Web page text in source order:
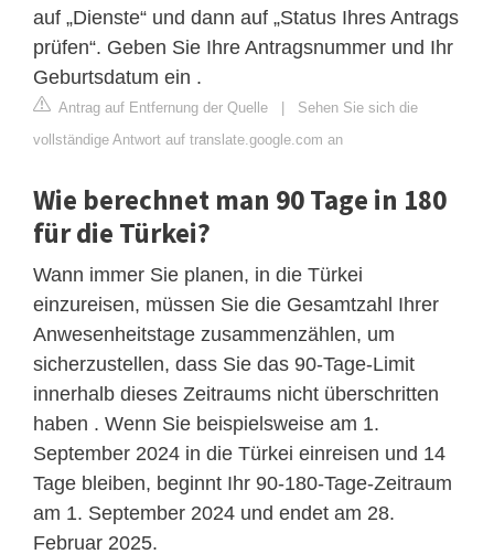
auf „Dienste“ und dann auf „Status Ihres Antrags
prüfen“. Geben Sie Ihre Antragsnummer und Ihr
Geburtsdatum ein .
Antrag auf Entfernung der Quelle | Sehen Sie sich die
vollständige Antwort auf translate.google.com an
Wie berechnet man 90 Tage in 180
für die Türkei?
Wann immer Sie planen, in die Türkei
einzureisen, müssen Sie die Gesamtzahl Ihrer
Anwesenheitstage zusammenzählen, um
sicherzustellen, dass Sie das 90-Tage-Limit
innerhalb dieses Zeitraums nicht überschritten
haben . Wenn Sie beispielsweise am 1.
September 2024 in die Türkei einreisen und 14
Tage bleiben, beginnt Ihr 90-180-Tage-Zeitraum
am 1. September 2024 und endet am 28.
Februar 2025.